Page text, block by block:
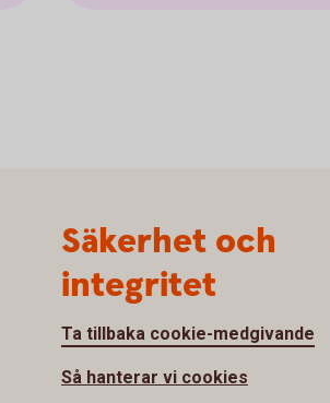
Säkerhet och
integritet
Ta tillbaka cookie-medgivande
Så hanterar vi cookies